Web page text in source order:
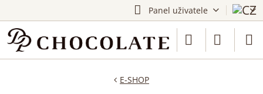
Panel uživatele
E-SHOP